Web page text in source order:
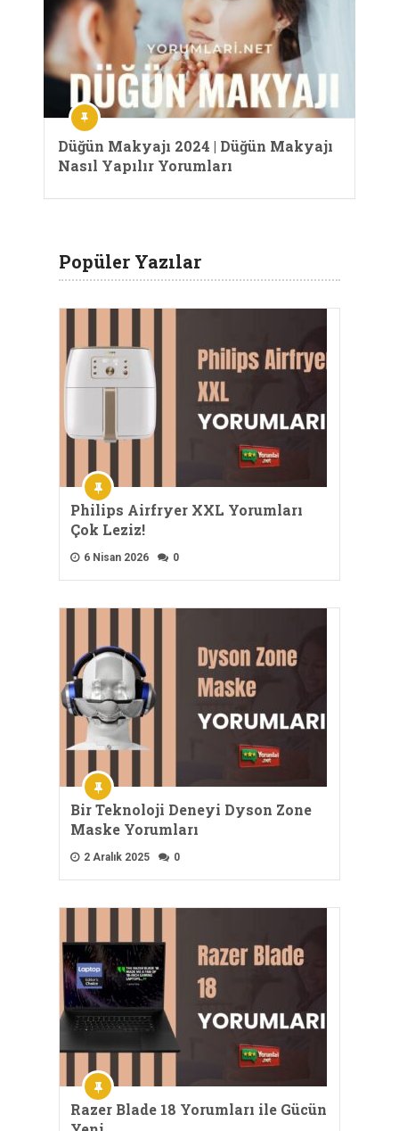
Düğün Makyajı 2024 | Düğün Makyajı
Nasıl Yapılır Yorumları
Popüler Yazılar
Philips Airfryer XXL Yorumları
Çok Leziz!
6 Nisan 2026 0
Bir Teknoloji Deneyi Dyson Zone
Maske Yorumları
2 Aralık 2025 0
Razer Blade 18 Yorumları ile Gücün